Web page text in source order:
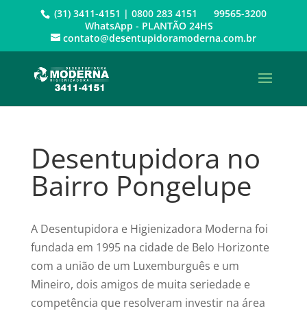
(31) 3411-4151 | 0800 283 4151 99565-3200
WhatsApp - PLANTÃO 24HS
contato@desentupidoramoderna.com.br
Desentupidora no
Bairro Pongelupe
A Desentupidora e Higienizadora Moderna foi
fundada em 1995 na cidade de Belo Horizonte
com a união de um Luxemburguês e um
Mineiro, dois amigos de muita seriedade e
competência que resolveram investir na área